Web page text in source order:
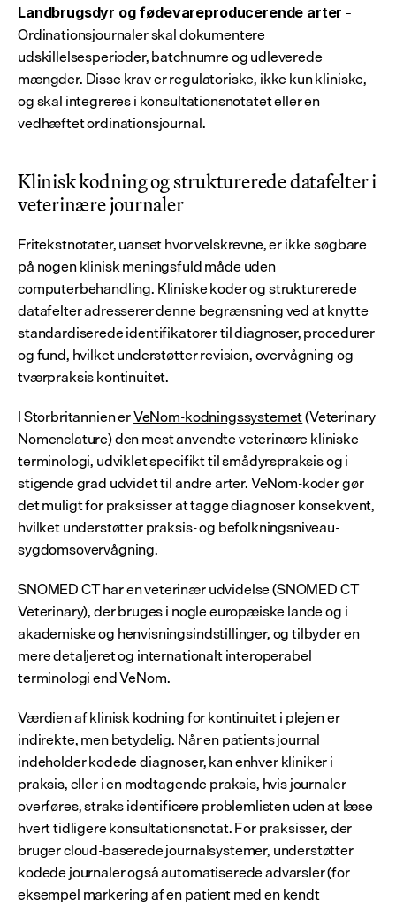
Landbrugsdyr og fødevareproducerende arter –
Ordinationsjournaler skal dokumentere
udskillelsesperioder, batchnumre og udleverede
mængder. Disse krav er regulatoriske, ikke kun kliniske,
og skal integreres i konsultationsnotatet eller en
vedhæftet ordinationsjournal.
Klinisk kodning og strukturerede datafelter i
veterinære journaler
Fritekstnotater, uanset hvor velskrevne, er ikke søgbare
på nogen klinisk meningsfuld måde uden
computerbehandling. Kliniske koder og strukturerede
datafelter adresserer denne begrænsning ved at knytte
standardiserede identifikatorer til diagnoser, procedurer
og fund, hvilket understøtter revision, overvågning og
tværpraksis kontinuitet.
I Storbritannien er VeNom-kodningssystemet (Veterinary
Nomenclature) den mest anvendte veterinære kliniske
terminologi, udviklet specifikt til smådyrspraksis og i
stigende grad udvidet til andre arter. VeNom-koder gør
det muligt for praksisser at tagge diagnoser konsekvent,
hvilket understøtter praksis- og befolkningsniveau-
sygdomsovervågning.
SNOMED CT har en veterinær udvidelse (SNOMED CT
Veterinary), der bruges i nogle europæiske lande og i
akademiske og henvisningsindstillinger, og tilbyder en
mere detaljeret og internationalt interoperabel
terminologi end VeNom.
Værdien af klinisk kodning for kontinuitet i plejen er
indirekte, men betydelig. Når en patients journal
indeholder kodede diagnoser, kan enhver kliniker i
praksis, eller i en modtagende praksis, hvis journaler
overføres, straks identificere problemlisten uden at læse
hvert tidligere konsultationsnotat. For praksisser, der
bruger cloud-baserede journalsystemer, understøtter
kodede journaler også automatiserede advarsler (for
eksempel markering af en patient med en kendt